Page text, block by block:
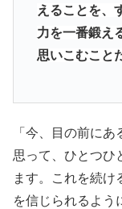
えることを、
力を一番鍛え
思いこむこと
「今、目の前に
思って、ひとつひ
ます。これを続け
を信じられるよう